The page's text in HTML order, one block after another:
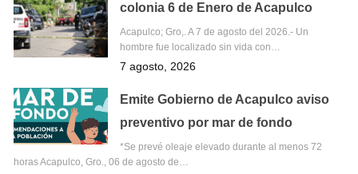
colonia 6 de Enero de Acapulco
Acapulco; Gro,. A 7 de agosto del 2026.- Un
hombre fue localizado sin vida con…
7 agosto, 2026
Emite Gobierno de Acapulco aviso
preventivo por mar de fondo
*Se prevé oleaje elevado durante al menos 72
horas Acapulco, Gro., 06 de agosto de…